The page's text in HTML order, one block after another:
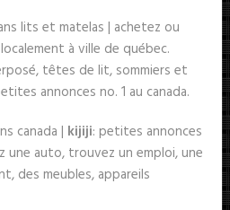
lits et matelas | achetez ou
à ville de québec.
têtes de lit, sommiers et
annonces no. 1 au canada.
canada | kijiji: petites annonces
une auto, trouvez un emploi, une
des meubles, appareils